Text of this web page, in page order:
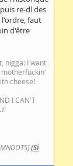
re-dl des
faut
d'être
nigga: I want
cheese!
I CAN'T
(Si